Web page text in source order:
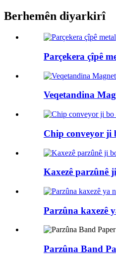
Berhemên diyarkirî
Parçekera çîpê
Veqetandina
Chip conveyor ji
Kaxezê parzûnê
Parzûna kaxezê
Parzûna Band